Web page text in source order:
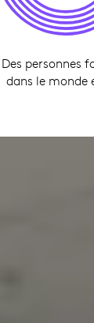
Des personnes
dans le monde